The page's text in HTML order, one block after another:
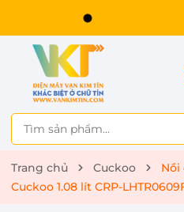
Trang chủ Cuckoo
Nồi
Cuckoo 1.08 lít CRP-